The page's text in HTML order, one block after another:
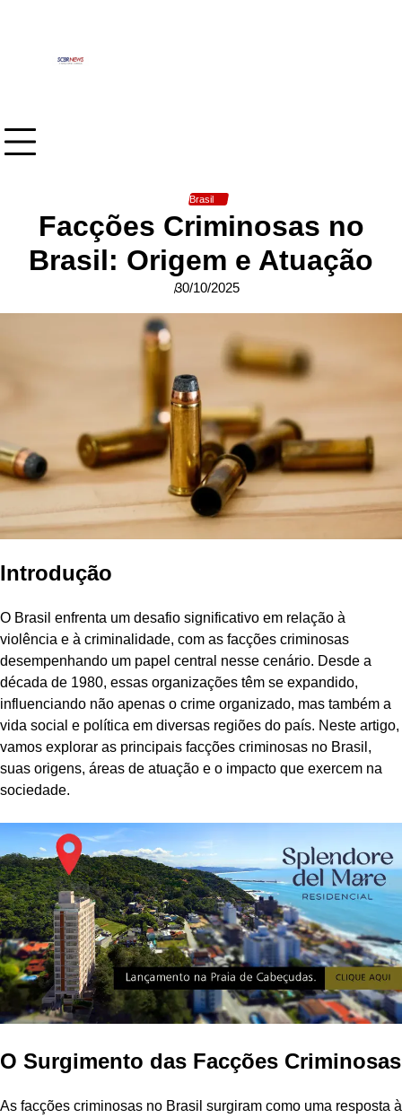
Brasil
Facções Criminosas no
Brasil: Origem e Atuação
30/10/2025
Introdução
O Brasil enfrenta um desafio significativo em relação à
violência e à criminalidade, com as facções criminosas
desempenhando um papel central nesse cenário. Desde a
década de 1980, essas organizações têm se expandido,
influenciando não apenas o crime organizado, mas também a
vida social e política em diversas regiões do país. Neste artigo,
vamos explorar as principais facções criminosas no Brasil,
suas origens, áreas de atuação e o impacto que exercem na
sociedade.
O Surgimento das Facções Criminosas
As facções criminosas no Brasil surgiram como uma resposta à